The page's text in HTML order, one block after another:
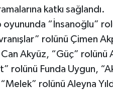
katkı sağlandı.
“İnsanoğlu”
rolünü Çimen
Akyüz, “Güç” rolünü
rolünü Funda Uygun,
rolünü Aleyna